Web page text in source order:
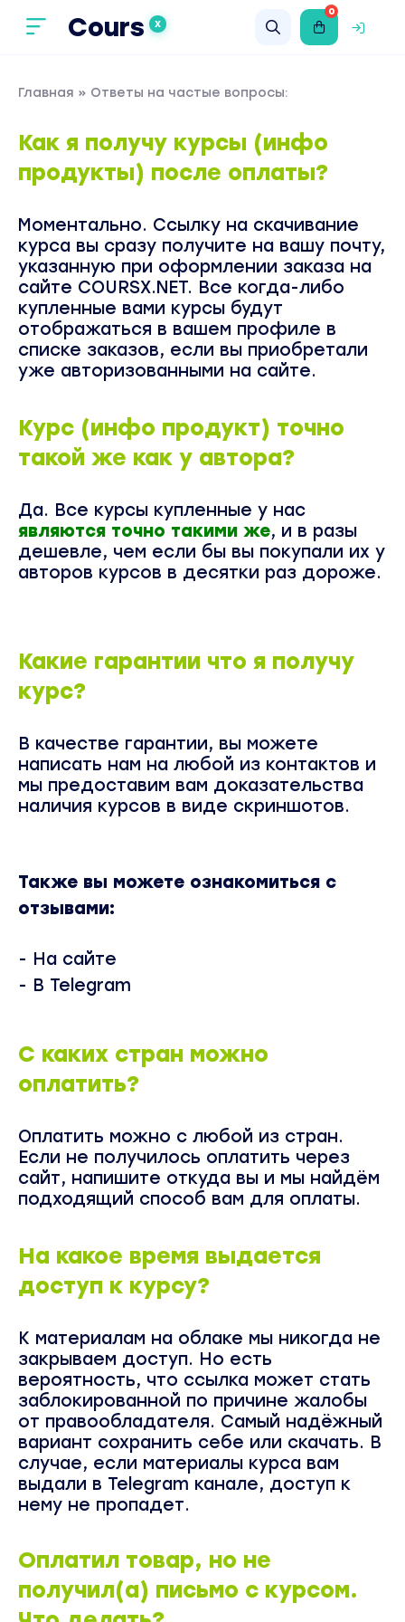
Cours X
0
Главная » Ответы на частые вопросы:
Как я получу курсы (инфо
продукты) после оплаты?
Моментально. Ссылку на скачивание
курса вы сразу получите на вашу почту,
указанную при оформлении заказа на
сайте COURSX.NET. Все когда-либо
купленные вами курсы будут
отображаться в вашем профиле в
списке заказов, если вы приобретали
уже авторизованными на сайте.
Курс (инфо продукт) точно
такой же как у автора?
Да. Все курсы купленные у нас
являются точно такими же, и в разы
дешевле, чем если бы вы покупали их у
авторов курсов в десятки раз дороже.
Какие гарантии что я получу
курс?
В качестве гарантии, вы можете
написать нам на любой из контактов и
мы предоставим вам доказательства
наличия курсов в виде скриншотов.
Также вы можете ознакомиться с
отзывами:
- На сайте
- В Telegram
С каких стран можно
оплатить?
Оплатить можно с любой из стран.
Если не получилось оплатить через
сайт, напишите откуда вы и мы найдём
подходящий способ вам для оплаты.
На какое время выдается
доступ к курсу?
К материалам на облаке мы никогда не
закрываем доступ. Но есть
вероятность, что ссылка может стать
заблокированной по причине жалобы
от правообладателя. Самый надёжный
вариант сохранить себе или скачать. В
случае, если материалы курса вам
выдали в Telegram канале, доступ к
нему не пропадет.
Оплатил товар, но не
получил(а) письмо с курсом.